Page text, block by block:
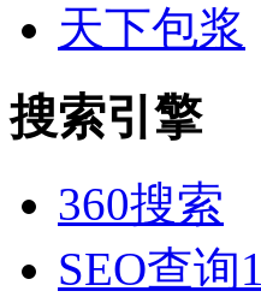
天下包浆
搜索引擎
360搜索
SEO查询1